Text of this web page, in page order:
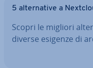
5 al­ter­na­ti­ve a
Scopri le migliori
diverse esigenze di